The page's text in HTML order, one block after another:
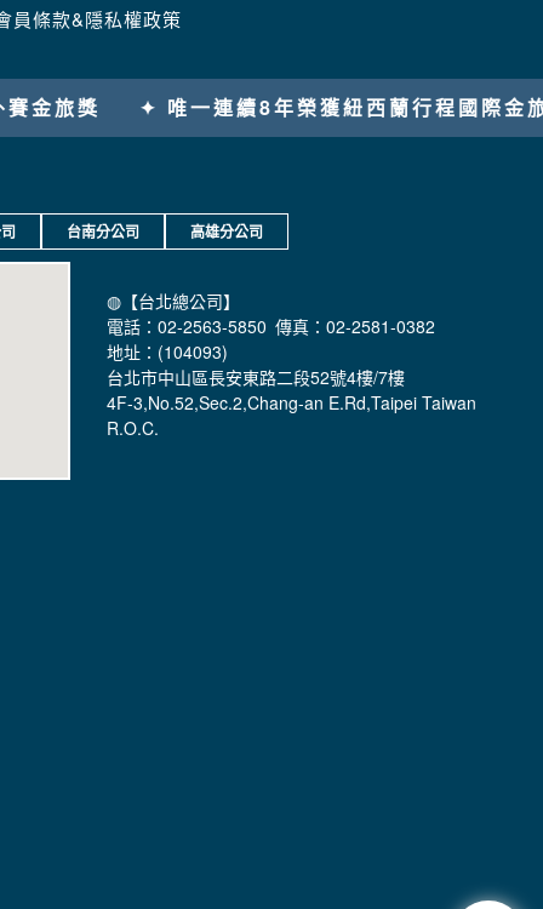
員條款&隱私權政策
蘭行程國際金旅獎 ✦ 唯一郵輪假期金旅獎 ✦
台南分公司 高雄分公司
◍【台北總公司】
電話：02-2563-5850 傳真：02-2581-0382
地址：(104093)
台北市中山區長安東路二段52號4樓/7樓
4F-3,No.52,Sec.2,Chang-an E.Rd,Taipei Taiwan
R.O.C.